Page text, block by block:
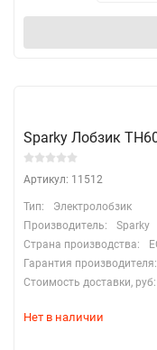
Sparky Лобзик
Артикул: 11512
Тип:
Электролобзик
Производитель:
Sparky
Страна производства:
Гарантия производителя:
Стоимость доставки, руб:
Нет в наличии